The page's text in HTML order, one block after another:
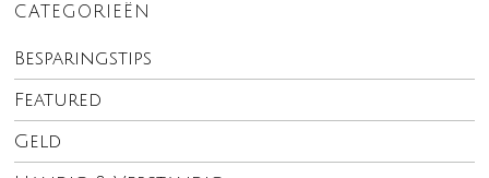
CATEGORIEËN
Besparingstips
Featured
Geld